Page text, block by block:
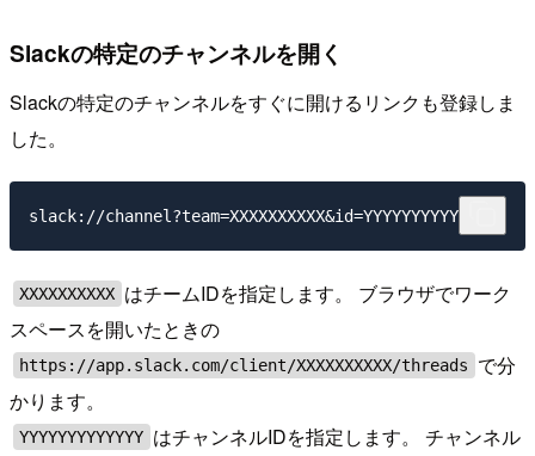
Slackの特定のチャンネルを開く
Slackの特定のチャンネルをすぐに開けるリンクも登録しま
した。
XXXXXXXXXX はチームIDを指定します。 ブラウザでワーク
スペースを開いたときの
https://app.slack.com/client/XXXXXXXXXX/threads
で分
かります。
YYYYYYYYYYYYY はチャンネルIDを指定します。 チャンネル